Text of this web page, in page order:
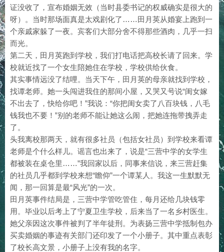
证没收了，宣布婚姻无效（当时县委书记的权威确实是很大的
呀）。当时那场面真是太戏剧化了……田月英从婚宴上跑到一
个亲戚家躲了一夜。宾客们大部分舍不得那些酒肉，几乎一扫
而光。
第二天，田月英跑到学校，我们打电话把高校长请了回来。学
校就近找了一个女生陪她住在学校，学校供给伙食。
其实事情远没了结哩。当天下午，田月英的母亲就找到学校，
找谭老师。她一头闯进我住的那间小屋，又哭又号说“闺女嫁
不出去了，快给你吧！”我说：“你把闺女卖了八百块钱，八毛
钱我也不要！”别的老师不能让她这么闹，把她连拖带拽弄走
了。
头我离校那两天，就有很多社员（包括女社员）到学校来看谭
老师是个什么样儿。谣言也出来了，说是“三营中学的女学生
都被装在桌仓里……”我回家以后，同事来信说，来三营赶集
的社员几乎都到学校来想“瞻仰”一个谭某人。我这一生默默无
闻，那一回算是最“风光”的一次。
田月英事件结局是，三营中学管吃管住，每月还给几块钱零
用。毕业以后考上了宁夏卫生学校，后来当了一名乡村医生。
她父亲因这次事件被判了半年徒刑。为表扬三营中学抵制包办
买卖婚姻的事迹有关部门还印发了一个小册子。其中重点表彰
了校长高文景，小册子上没有我的名字。